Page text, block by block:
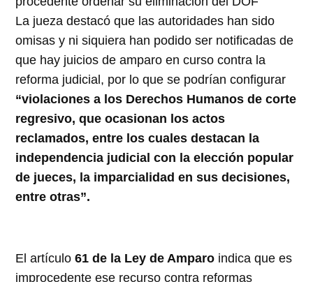
La jueza destacó que las autoridades han sido
omisas y ni siquiera han podido ser notificadas de
que hay juicios de amparo en curso contra la
reforma judicial, por lo que se podrían configurar
“violaciones a los Derechos Humanos de corte
regresivo, que ocasionan los actos
reclamados, entre los cuales destacan la
independencia judicial con la elección popular
de jueces, la imparcialidad en sus decisiones,
entre otras”.
El artículo 61 de la Ley de Amparo indica que es
improcedente ese recurso contra reformas